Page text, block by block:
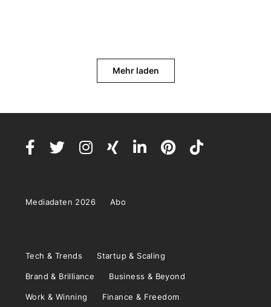
Mehr laden
Mediadaten 2026 Abo
Tech & Trends Startup & Scaling
Brand & Brilliance Business & Beyond
Work & Winning Finance & Freedom